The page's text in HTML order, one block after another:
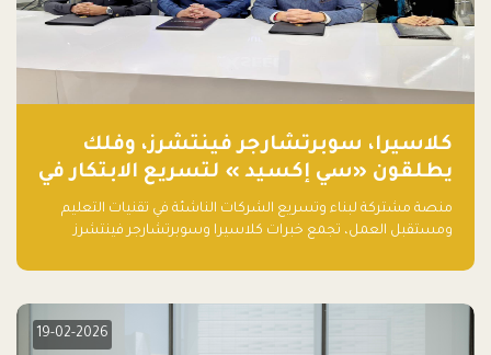
كلاسيرا، سوبرتشارجر فينتشرز، وفلك
يطلقون «سي إكسيد » لتسريع الابتكار في
تقنيات التعليم ومستقبل العمل
منصة مشتركة لبناء وتسريع الشركات الناشئة في تقنيات التعليم
ومستقبل العمل، تجمع خبرات كلاسيرا وسوبرتشارجر فينتشرز
العالمية.
19-02-2026